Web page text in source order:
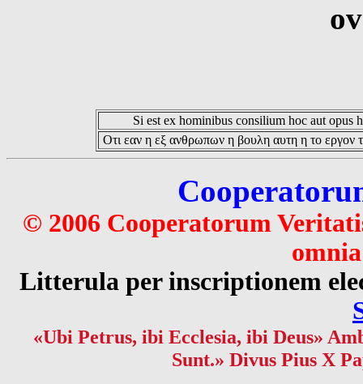
Si est ex hominibus consilium hoc aut opus
Οτι εαν η εξ ανθρωπων η βουλη αυτη η το εργον
© 2006 Cooperatorum
Litterula per inscriptionem
«Ubi Petrus, ibi Ecclesia, ibi Deus»
Sunt.» Divus Pius X